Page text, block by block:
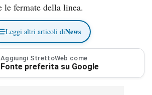
le fermate della linea.
Leggi altri articoli diNews
Aggiungi StrettoWeb come
Fonte preferita su Google